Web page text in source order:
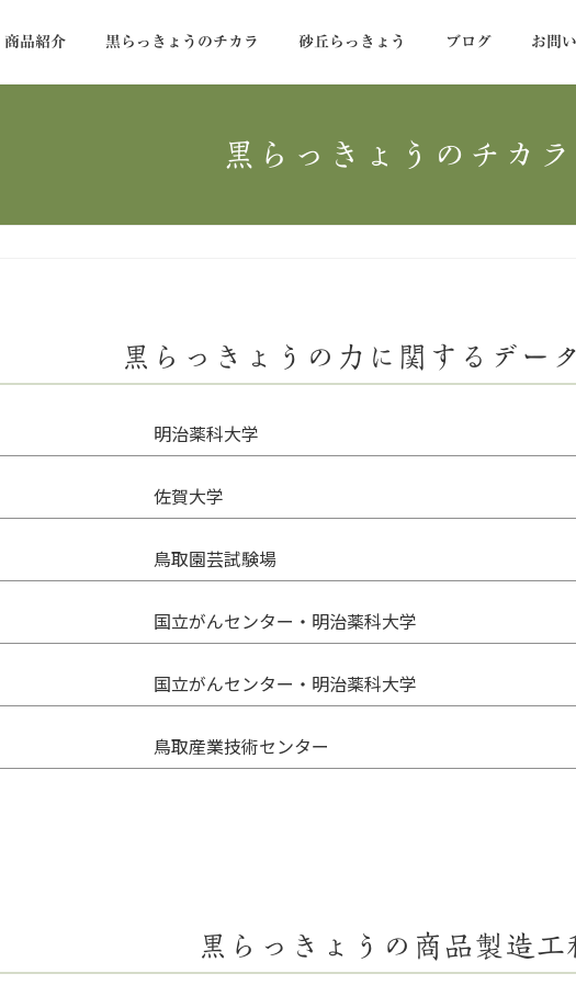
商品紹介 黒らっきょうのチカラ 砂丘らっきょう ブログ お問
黒らっきょうのチカラ
黒らっきょうの力に関するデー
明治薬科大学
佐賀大学
鳥取園芸試験場
国立がんセンター・明治薬科大学
国立がんセンター・明治薬科大学
鳥取産業技術センター
黒らっきょうの商品製造工